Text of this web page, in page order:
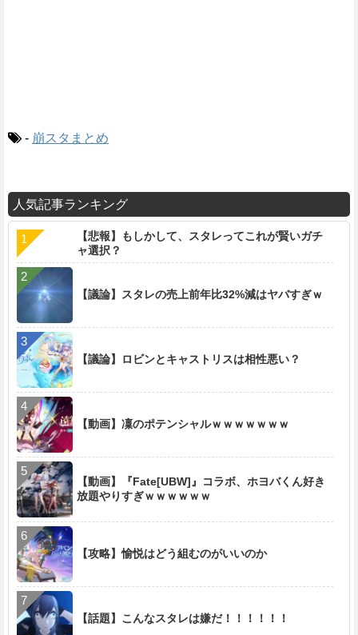
- 崩スタまとめ
人気記事ランキング
【悲報】もしかして、スタレってこれが賢いガチ
ャ選択？
【議論】スタレの売上前年比32%減はヤバすぎｗ
【議論】ロビンとキャストリスは相性悪い？
【動画】凜のポテンシャルｗｗｗｗｗｗｗ
【動画】『Fate[UBW]』コラボ、ホヨバくん好き
放題やりすぎｗｗｗｗｗｗ
【攻略】愉悦はどう組むのがいいのか
【話題】こんなスタレは嫌だ！！！！！！